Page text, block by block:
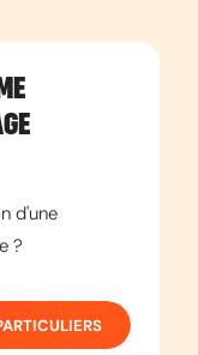
d'une
?